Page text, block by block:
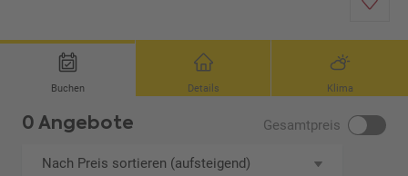
Buchen Details Klima
0 Angebote Gesamtpreis
Nach Preis sortieren (aufsteigend)